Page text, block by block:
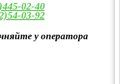
02-40
03-92
у оператора